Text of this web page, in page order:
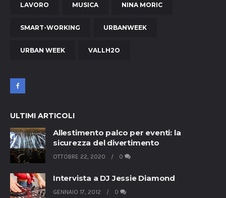
LAVORO MUSICA NINA MORIC
SMART-WORKING URBANWEEK
URBAN WEEK VALLH2O
ULTIMI ARTICOLI
Allestimento palco per eventi: la
sicurezza del divertimento
OTTOBRE 22, 2020 0
Intervista a DJ Jessie Diamond
GENNAIO 17, 2012 0